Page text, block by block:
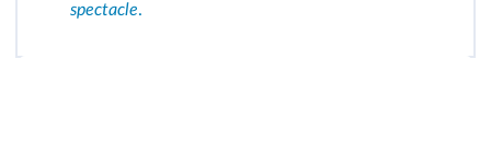
spectacle.